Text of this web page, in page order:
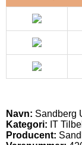
Navn: Sandberg
Kategori: IT
Producent: